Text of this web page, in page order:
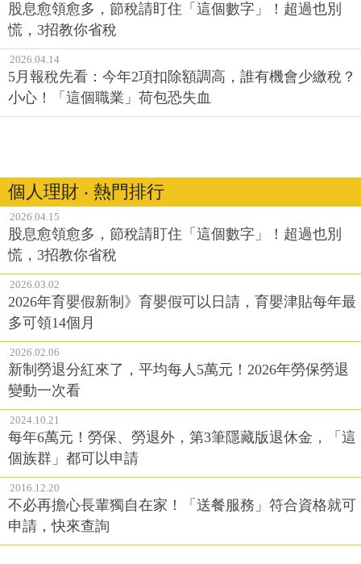
股息愈領愈多，節稅請盯住「這個數字」！超過也別
慌，3招教你省稅
2026.04.14
5月報稅先看：今年2項扣除額調高，誰有機會少繳稅？
小心！「這個職業」荷包恐失血
個人理財 ‧ 熱門排行
2026.04.15
股息愈領愈多，節稅請盯住「這個數字」！超過也別
慌，3招教你省稅
2026.03.02
2026年育嬰假新制》育嬰假可以日請，育嬰津貼每年最
多可領14個月
2026.02.06
新制勞退分紅來了，平均每人5萬元！2026年勞保勞退
變動一次看
2024.10.21
每年6萬元！勞保、勞退外，第3筆隱藏版退休金，「這
個族群」都可以申請
2016.12.20
不必再擔心長輩獨自在家！「送餐服務」符合資格就可
申請，快來查詢